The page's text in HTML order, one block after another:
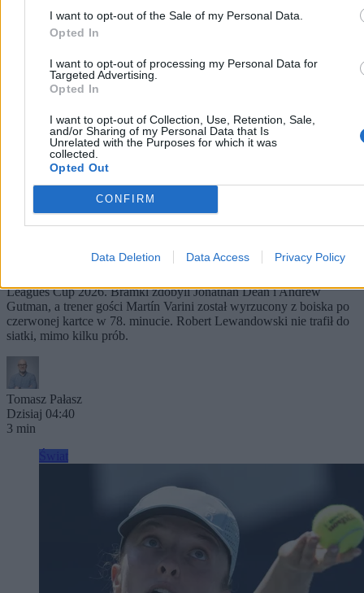
I want to opt-out of the Sale of my Personal Data.
Opted In
I want to opt-out of processing my Personal Data for
Targeted Advertising.
Opted In
I want to opt-out of Collection, Use, Retention, Sale,
and/or Sharing of my Personal Data that Is
Unrelated with the Purposes for which it was
collected.
Opted Out
CONFIRM
Data Deletion Data Access Privacy Policy
Debiut Lewandowskiego w Leagues Cup. Trener
gości wyrzucony z boiska
Leagues Cup 2026. Bramki zdobyli Jonathan Dean i Andrew
Gutman, a trener gości Martín Varini został wyrzucony z boiska po
czerwonej kartce w 78. minucie. Robert Lewandowski nie trafił do
siatki, mimo kilku prób.
Tomasz Pałasz
Dzisiaj 04:40
3 min